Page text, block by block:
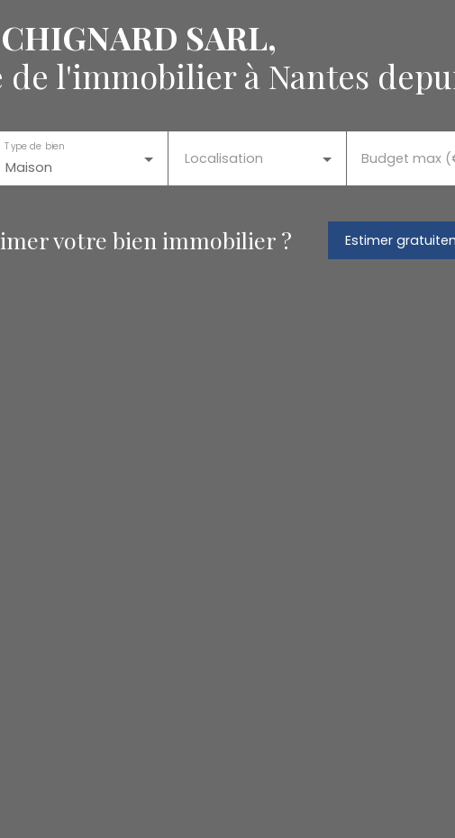
SARL,
l'immobilier à Nantes
Maison
Type de bien
Localisation Budget max
votre bien immobilier ? Estimer